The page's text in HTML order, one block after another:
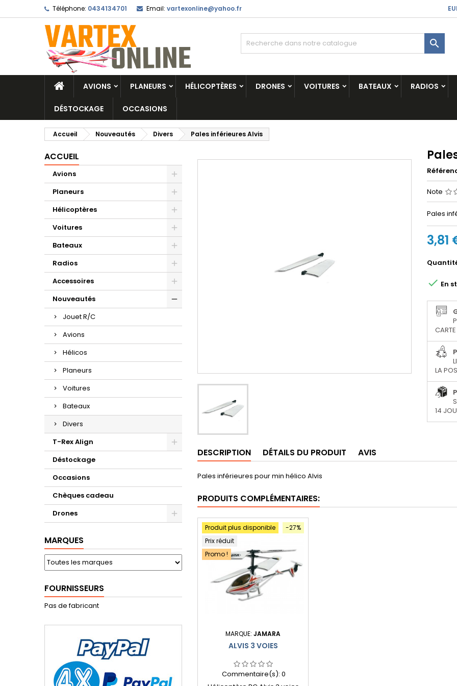
Téléphone: 0434134701 Email: vartexonline@yahoo.fr

AVIONS PLANEURS HÉLICOPTÈRES DRONES VOITURES BATEAUX RADIOS
DÉSTOCKAGE OCCASIONS
Accueil Nouveautés Divers Pales inférieures Alvis
ACCUEIL
Avions
Planeurs
Hélicoptères
Voitures
Bateaux
Radios
Accessoires
Nouveautés
Jouet R/C
Avions
Hélicos
Planeurs
Voitures
Bateaux
Divers
T-Rex Align
Déstockage
Occasions
Chèques cadeau
Drones
MARQUES
FOURNISSEURS
Pas de fabricant
Note
Pales
3,81
 En
LA
14
DESCRIPTION DÉTAILS DU PRODUIT AVIS
Pales inférieures pour min hélico Alvis
PRODUITS COMPLÉMENTAIRES:
-27%
Produit plus disponible
Prix réduit
Promo !
MARQUE: JAMARA
ALVIS 3 VOIES
Commentaire(s): 0